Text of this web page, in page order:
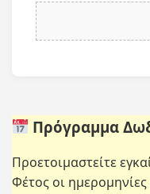
Πρόγραμμα
Προετοιμαστείτε
Φέτος οι ημερομηνίες